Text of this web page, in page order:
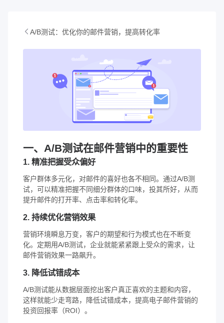
A/B测试：优化你的邮件营销，提高转化率
一、A/B测试在邮件营销中的重要性
1. 精准把握受众偏好
客户群体多元化，对邮件的喜好也各不相同。通过A/B测
试，可以精准把握不同细分群体的口味，投其所好，从而
提升邮件的打开率、点击率和转化率。
2. 持续优化营销效果
营销环境瞬息万变，客户的期望和行为模式也在不断变
化。定期用A/B测试，企业就能紧紧跟上受众的需求，让
邮件营销效果一路飙升。
3. 降低试错成本
A/B测试能从数据层面挖出客户真正喜欢的主题和内容，
这样就能少走弯路，降低试错成本，提高电子邮件营销的
投资回报率（ROI）。